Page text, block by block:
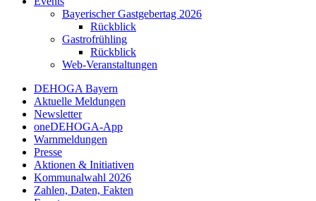
Bayerischer Gastgebertag 2026
Rückblick
Gastrofrühling
Rückblick
Web-Veranstaltungen
DEHOGA Bayern
Aktuelle Meldungen
Newsletter
oneDEHOGA-App
Warnmeldungen
Presse
Aktionen & Initiativen
Kommunalwahl 2026
Zahlen, Daten, Fakten